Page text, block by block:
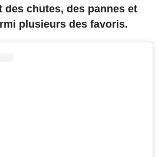
des chutes, des pannes et
plusieurs des favoris.